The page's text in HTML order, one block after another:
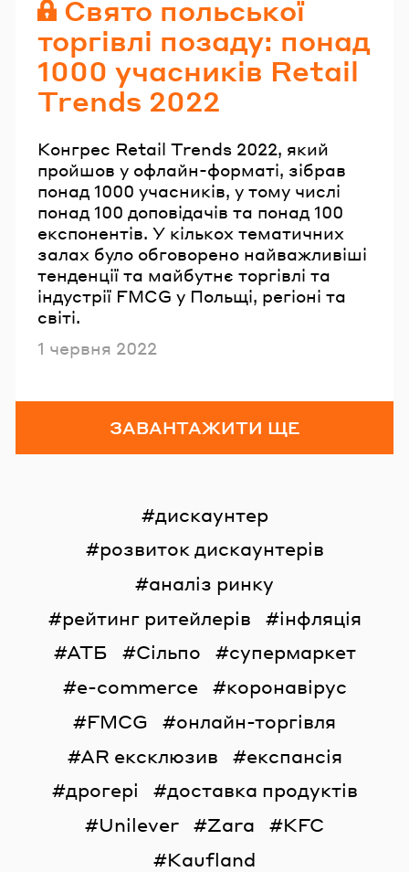
Свято польської
торгівлі позаду: понад
1000 учасників Retail
Trends 2022
Конгрес Retail Trends 2022, який
пройшов у офлайн-форматі, зібрав
понад 1000 учасників, у тому числі
понад 100 доповідачів та понад 100
експонентів. У кількох тематичних
залах було обговорено найважливіші
тенденції та майбутнє торгівлі та
індустрії FMCG у Польщі, регіоні та
світі.
Опубліковано
1 червня 2022
ЗАВАНТАЖИТИ ЩЕ
дискаунтер
розвиток дискаунтерів
аналіз ринку
рейтинг ритейлерів
інфляція
АТБ
Сільпо
супермаркет
e-commerce
коронавірус
FMCG
онлайн-торгівля
AR ексклюзив
експансія
дрогері
доставка продуктів
Unilever
Zara
KFC
Kaufland